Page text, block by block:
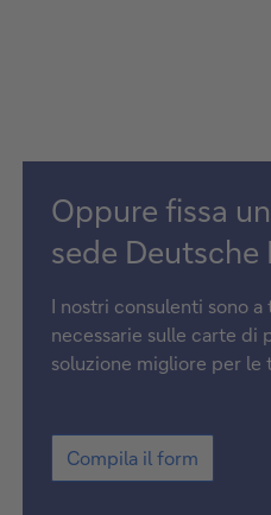
Oppure
fissa
appuntamento
presso
sede
Deutsche
Oppure fissa
sede Deutsche
I nostri consulenti sono
necessarie sulle carte di
soluzione migliore per le
Oppure
fissa
un
Compila il form